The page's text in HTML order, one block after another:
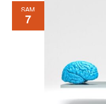
SAM
7